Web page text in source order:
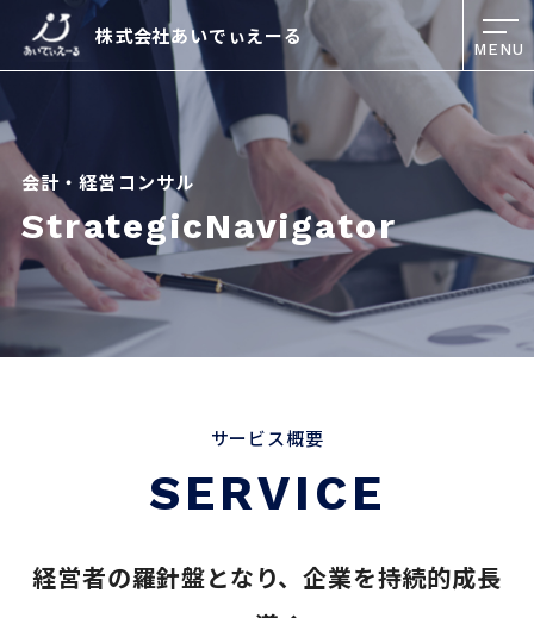
株式会社あいでぃえーる
MENU
会計・経営コンサル
StrategicNavigator
サービス概要
SERVICE
経営者の羅針盤となり、企業を持続的成長